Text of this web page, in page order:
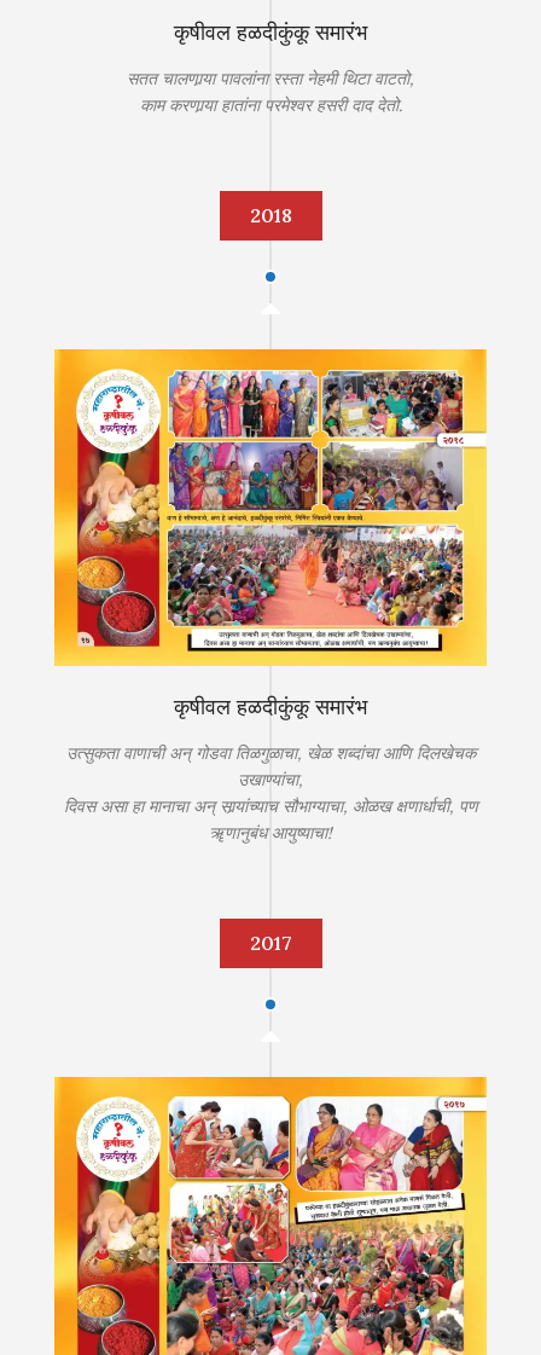
कृषीवल हळदीकुंकू समारंभ
सतत चालणार्‍या पावलांना रस्ता नेहमी थिटा वाटतो,
काम करणार्‍या हातांना परमेश्‍वर हसरी दाद देतो.
2018
कृषीवल हळदीकुंकू समारंभ
उत्सुकता वाणाची अन् गोडवा तिळगुळाचा, खेळ शब्दांचा आणि दिलखेचक
उखाण्यांचा,
दिवस असा हा मानाचा अन् सार्‍यांच्याच सौभाग्याचा, ओळख क्षणार्धाची, पण
ॠणानुबंध आयुष्याचा!
2017